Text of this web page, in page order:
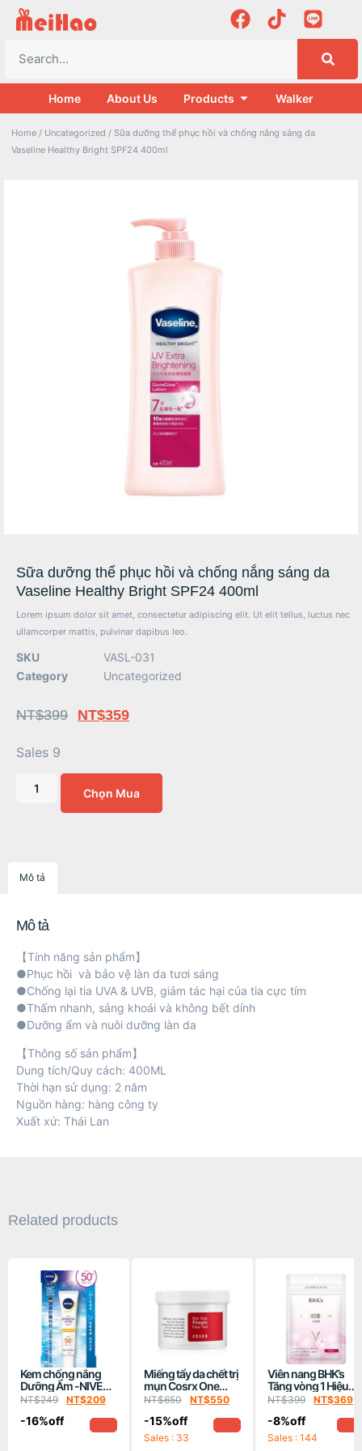
Home About Us Products Walker
Home / Uncategorized / Sữa dưỡng thể phục hồi và chống nắng sáng da
Vaseline Healthy Bright SPF24 400ml
Sữa dưỡng thể phục hồi và chống nắng sáng da
Vaseline Healthy Bright SPF24 400ml
Lorem ipsum dolor sit amet, consectetur adipiscing elit. Ut elit tellus, luctus nec
ullamcorper mattis, pulvinar dapibus leo.
SKU
VASL-031
Category
Uncategorized
NT$399 NT$359
Sales 9
Chọn Mua
Mô tả
Mô tả
【Tính năng sản phẩm】
●Phục hồi và bảo vệ làn da tươi sáng
●Chống lại tia UVA & UVB, giảm tác hại của tia cực tím
●Thấm nhanh, sảng khoái và không bết dính
●Dưỡng ẩm và nuôi dưỡng làn da
【Thông số sản phẩm】
Dung tích/Quy cách: 400ML
Thời hạn sử dụng: 2 năm
Nguồn hàng: hàng công ty
Xuất xứ: Thái Lan
Related products
Kem chống nắng
Dưỡng Ẩm -NIVEA
Sun Protect & White
(30ML)
NT$249 NT$209
-16%off
Miếng tẩy da chết trị
mụn Cosrx One
Step original Clear
NT$650 NT$550
-15%off
Sales : 33
Viên nang BHK’s
Tăng vòng 1 Hiệu
Quả- 30 viên/túi
NT$399 NT$369
-8%off
Sales : 144